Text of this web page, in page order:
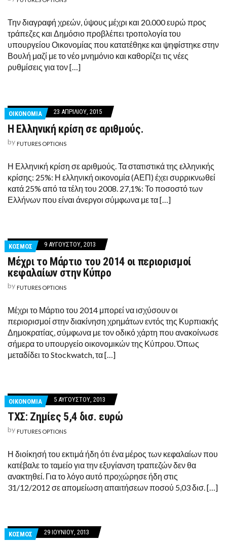
Την διαγραφή χρεών, ύψους μέχρι και 20.000 ευρώ προς
τράπεζες και Δημόσιο προβλέπει τροπολογία του
υπουργείου Οικονομίας που κατατέθηκε και ψηφίστηκε στην
Βουλή μαζί με το νέο μνημόνιο και καθορίζει τις νέες
ρυθμίσεις για τον […]
ΟΙΚΟΝΟΜΙΑ 23 ΑΠΡΙΛΊΟΥ, 2015
Η Ελληνική κρίση σε αριθμούς.
by FUTURES OPTIONS
Η Ελληνική κρίση σε αριθμούς. Τα στατιστικά της ελληνικής
κρίσης: 25%: Η ελληνική οικονομία (ΑΕΠ) έχει συρρικνωθεί
κατά 25% από τα τέλη του 2008. 27,1%: Το ποσοστό των
Ελλήνων που είναι άνεργοι σύμφωνα με τα […]
ΚΟΣΜΟΣ 9 ΑΥΓΟΎΣΤΟΥ, 2013
Μέχρι το Μάρτιο του 2014 οι περιορισμοί
κεφαλαίων στην Κύπρο
by FUTURES OPTIONS
Μέχρι το Μάρτιο του 2014 μπορεί να ισχύσουν οι
περιορισμοί στην διακίνηση χρημάτων εντός της Κυρπιακής
Δημοκρατίας, σύμφωνα με τον οδικό χάρτη που ανακοίνωσε
σήμερα το υπουργείο οικονομικών της Κύπρου. Όπως
μεταδίδει το Stockwatch, τα […]
ΟΙΚΟΝΟΜΙΑ 5 ΑΥΓΟΎΣΤΟΥ, 2013
ΤΧΣ: Ζημίες 5,4 δισ. ευρώ
by FUTURES OPTIONS
Η διοίκησή του εκτιμά ήδη ότι ένα μέρος των κεφαλαίων που
κατέβαλε το ταμείο για την εξυγίανση τραπεζών δεν θα
ανακτηθεί. Για το λόγο αυτό προχώρησε ήδη στις
31/12/2012 σε απομείωση απαιτήσεων ποσού 5,03 δισ. […]
ΚΟΣΜΟΣ 29 ΙΟΥΝΊΟΥ, 2013